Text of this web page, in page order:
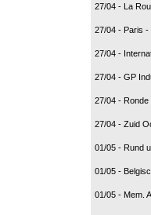
27/04 - La
27/04 - Paris -
27/04 -
27/04 - GP
27/04 - Ronde
27/04 - Zuid
01/05 - Rund
01/05 -
01/05 - Mem.